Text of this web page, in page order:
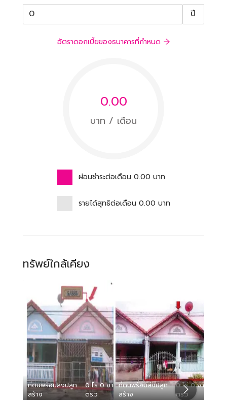
ปี
อัตราดอกเบี้ยของธนาคารที่กำหนด
0.00
บาท / เดือน
ผ่อนชำระต่อเดือน 0.00 บาท
รายได้สุทธิต่อเดือน 0.00 บาท
ทรัพย์ใกล้เคียง
ที่ดินพร้อมสิ่งปลูก
สร้าง
0 ไร่ 0 งาน 18.70
ตร.ว
ที่ดินพร้อมสิ่งปลูก
สร้าง
0 ไร่ 0 งาน 18.80
ตร.ว